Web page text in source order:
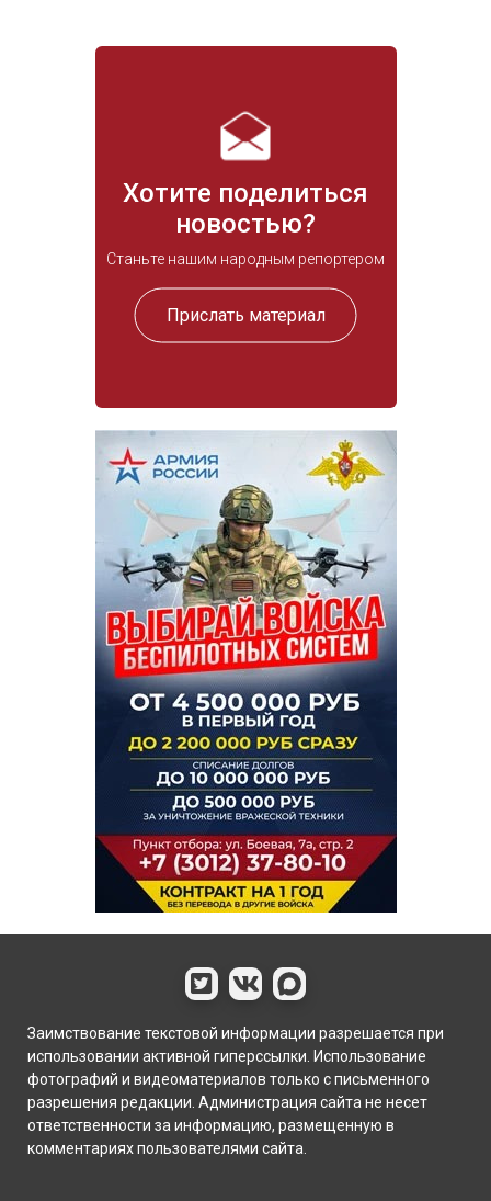
Хотите поделиться
новостью?
Станьте нашим народным репортером
Прислать материал
Заимствование текстовой информации разрешается при
использовании активной гиперссылки. Использование
фотографий и видеоматериалов только с письменного
разрешения редакции. Администрация сайта не несет
ответственности за информацию, размещенную в
комментариях пользователями сайта.